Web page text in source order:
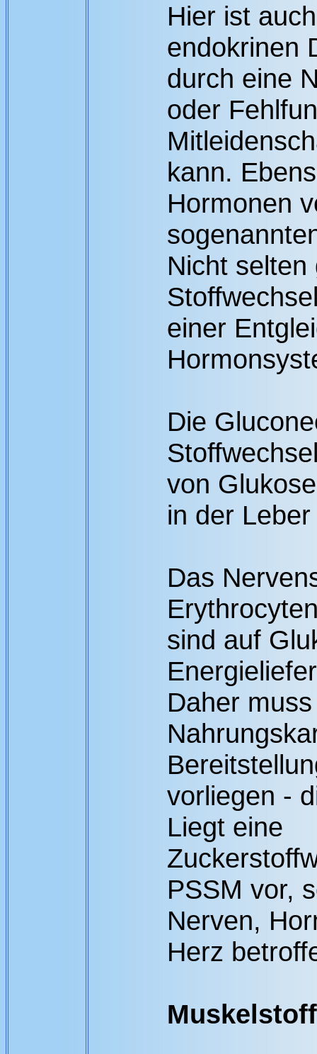
Hier ist
endokrinen
durch eine
oder
kann.
Hormonen
Nicht selten
einer
Die
von
in der
Das
sind auf
Daher
vorliegen -
Liegt eine
PSSM vor,
Nerven,
Herz